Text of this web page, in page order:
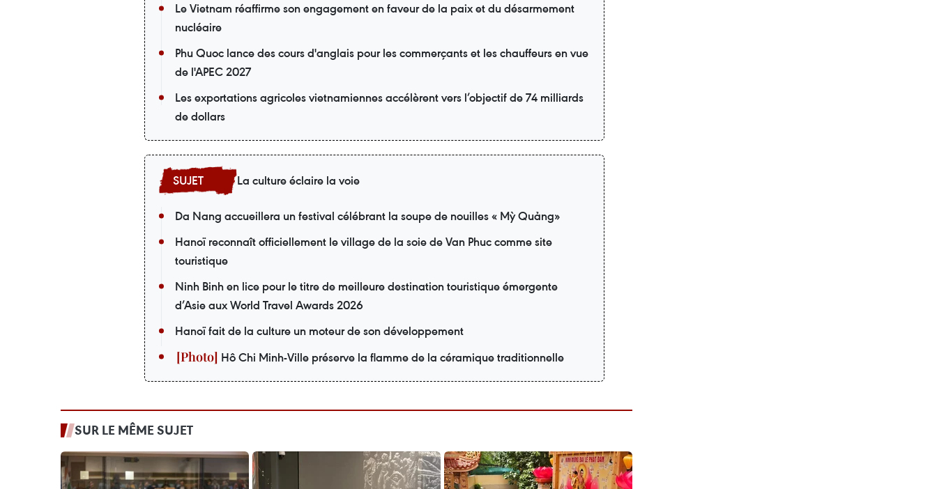
Le Vietnam réaffirme son engagement en faveur de la paix et du désarmement
nucléaire
Phu Quoc lance des cours d'anglais pour les commerçants et les chauffeurs en vue
de l'APEC 2027
Les exportations agricoles vietnamiennes accélèrent vers l’objectif de 74 milliards
de dollars
La culture éclaire la voie
Da Nang accueillera un festival célébrant la soupe de nouilles « Mỳ Quảng»
Hanoï reconnaît officiellement le village de la soie de Van Phuc comme site
touristique
Ninh Binh en lice pour le titre de meilleure destination touristique émergente
d’Asie aux World Travel Awards 2026
Hanoï fait de la culture un moteur de son développement
Hô Chi Minh-Ville préserve la flamme de la céramique traditionnelle
SUR LE MÊME SUJET